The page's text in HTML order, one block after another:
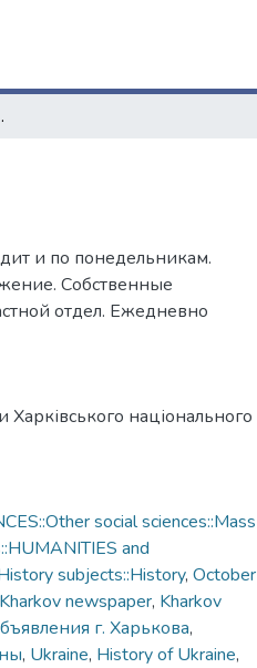
2114)
и по понедельникам.
Собственные
отдел. Ежедневно
Харківського національного
social sciences::Mass
and
subjects::History, October
Kharkov newspaper, Kharkov
г. Харькова,
, Ukraine, History of Ukraine,